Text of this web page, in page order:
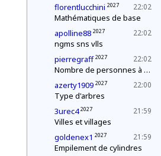
22:02
florentlucchini 2027
Mathématiques de base
22:02
apolline88 2027
ngms sns vlls
22:02
pierregraff 2027
Nombre de personnes à la fête
22:00
azerty1909 2027
Type d'arbres
21:59
3urec4 2027
Villes et villages
21:59
goldenex1 2027
Empilement de cylindres